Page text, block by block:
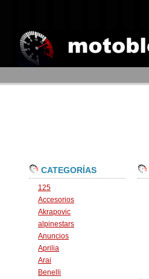
CATEGORÍAS
125
Accesorios
Akrapovic
alpinestars
Anuncios
Aprilia
Arai
Benelli